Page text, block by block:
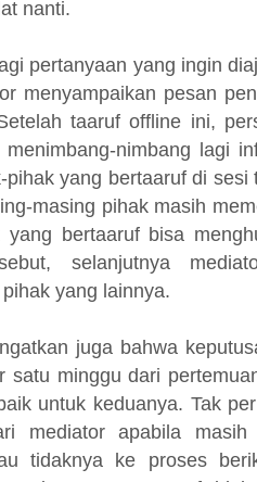
nanti.
pertanyaan yang ingin
menyampaikan pesan
taaruf offline ini,
nimbang lagi
yang bertaaruf di sesi
masing pihak masih
bertaaruf bisa
selanjutnya
yang lainnya.
juga bahwa
satu minggu dari
untuk keduanya. Tak
mediator apabila masih
tidaknya ke proses